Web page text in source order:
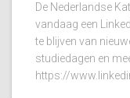
De Nederlandse
vandaag een
te blijven van
studiedagen en
https://